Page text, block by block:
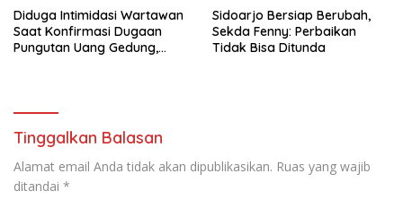
Diduga Intimidasi Wartawan
Saat Konfirmasi Dugaan
Pungutan Uang Gedung,
Sidoarjo Bersiap Berubah,
Sekda Fenny: Perbaikan
Tidak Bisa Ditunda
Tinggalkan Balasan
Alamat email Anda tidak akan dipublikasikan. Ruas yang wajib
ditandai *